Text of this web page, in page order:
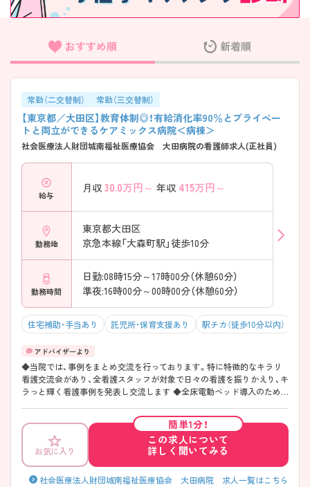
フリーワード検索
おすすめ順 新着順
常勤（二交替制） 常勤（三交替制）
【東京都／大田区】教育体制◎！有給消化率90％とプライベー
トと両立ができるケアミックス病院＜病棟＞
社会医療法人財団城南福祉医療協会 大田病院の看護師求人(正社員)
給与
月収 30.0万円～ 年収 415万円～
勤務地
東京都大田区
京急本線「大森町駅」徒歩10分
勤務時間
日勤:08時15分～17時00分（休憩60分）
準夜:16時00分～00時00分（休憩60分）
住宅補助・手当あり 託児所・保育支援あり 駅チカ（徒歩10分以内）
◆当院では、事例をまとめ交流を行っております。特に特徴的なキラリ
看護交流会があり、全看護スタッフが対象で日々の看護を振りかえり、キ
ラっと輝く看護事例を発表し交流します ◆全床電動ベッド導入のため、
6週に加え、1週間の特別休暇あり！産前は7週休めます。 ◆保育園に入園
できるまでの乳幼児をお預かりする院内保育室が、病院の建物の中にあ
ります。 ◆深夜業免除申請が可能（夜勤免除）で通常は1年以上勤務され
た方が適用となりますが、当院では入職1年未満の方でも、採用時からこ
の制度を使うことができます。 ◆時短勤務や勤務形態の変更など、ライ
フスタイルに合わせて多様な働き方ができます。
お気に入り
簡単1分！
この求人について
詳しく聞いてみる
社会医療法人財団城南福祉医療協会 大田病院 求人一覧はこちら